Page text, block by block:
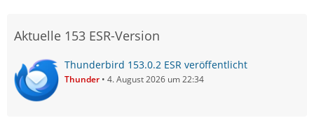
Aktuelle 153 ESR-Version
Thunderbird 153.0.2 ESR veröffentlicht
Thunder 4. August 2026 um 22:34